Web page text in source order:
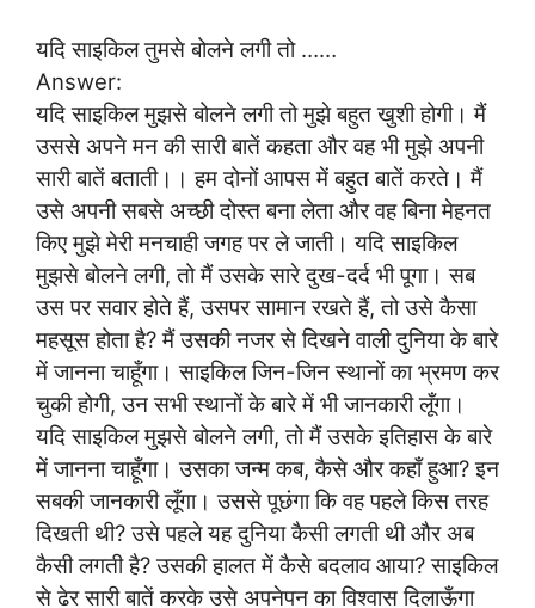
यदि साइकिल तुमसे बोलने लगी तो ……
Answer:
यदि साइकिल मुझसे बोलने लगी तो मुझे बहुत खुशी होगी। मैं
उससे अपने मन की सारी बातें कहता और वह भी मुझे अपनी
सारी बातें बताती।। हम दोनों आपस में बहुत बातें करते। मैं
उसे अपनी सबसे अच्छी दोस्त बना लेता और वह बिना मेहनत
किए मुझे मेरी मनचाही जगह पर ले जाती। यदि साइकिल
मुझसे बोलने लगी, तो मैं उसके सारे दुख-दर्द भी पूगा। सब
उस पर सवार होते हैं, उसपर सामान रखते हैं, तो उसे कैसा
महसूस होता है? मैं उसकी नजर से दिखने वाली दुनिया के बारे
में जानना चाहूँगा। साइकिल जिन-जिन स्थानों का भ्रमण कर
चुकी होगी, उन सभी स्थानों के बारे में भी जानकारी लूँगा।
यदि साइकिल मुझसे बोलने लगी, तो मैं उसके इतिहास के बारे
में जानना चाहूँगा। उसका जन्म कब, कैसे और कहाँ हुआ? इन
सबकी जानकारी लूँगा। उससे पूछंगा कि वह पहले किस तरह
दिखती थी? उसे पहले यह दुनिया कैसी लगती थी और अब
कैसी लगती है? उसकी हालत में कैसे बदलाव आया? साइकिल
से ढेर सारी बातें करके उसे अपनेपन का विश्वास दिलाऊँगा